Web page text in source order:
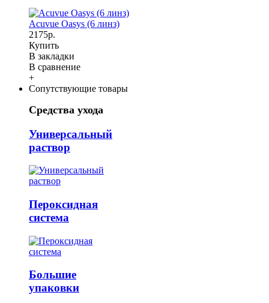
Acuvue Oasys (6 линз)
2175р.
Купить
В закладки
В сравнение
+
Сопутствующие товары
Средства ухода
Универсальный
раствор
Пероксидная
система
Большие
упаковки